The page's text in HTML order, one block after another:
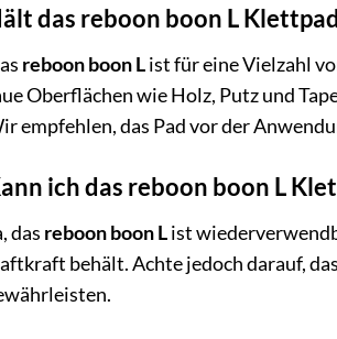
das reboon boon L
reboon boon List für eine Vielzahl
Oberflächen wie Holz, Putz und
empfehlen, das Pad vor der
ich das reboon boon L
das reboon boon List
behält. Achte jedoch darauf,